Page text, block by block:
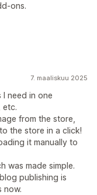
ons.
7. maaliskuu 2025
I need in one
etc.
from the store,
the store in a click!
it manually to
was made simple.
publishing is
now.